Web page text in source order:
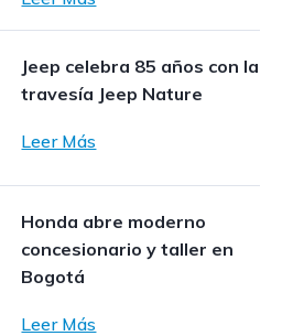
Jeep celebra 85 años con la
travesía Jeep Nature
Leer Más
Honda abre moderno
concesionario y taller en
Bogotá
Leer Más